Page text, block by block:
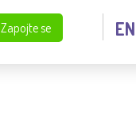
EN
Zapojte se